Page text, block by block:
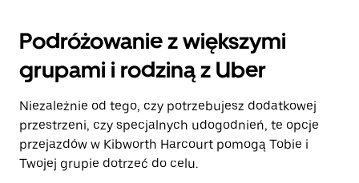
Podróżowanie z większymi
grupami i rodziną z Uber
Niezależnie od tego, czy potrzebujesz dodatkowej
przestrzeni, czy specjalnych udogodnień, te opcje
przejazdów w Kibworth Harcourt pomogą Tobie i
Twojej grupie dotrzeć do celu.